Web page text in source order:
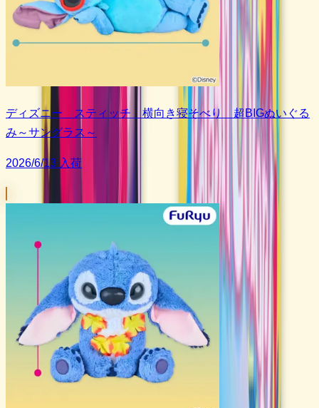
ディズニー スティッチ 横向き寝そべり 超BIGぬいぐる
み～サングラス～
2026/6/13 入荷